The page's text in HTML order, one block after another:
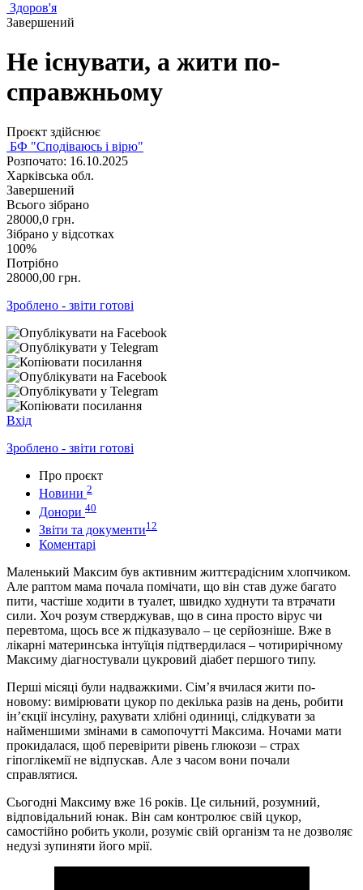
Здоров'я
Завершений
Не існувати, а жити по-
справжньому
Проєкт здійснює
БФ "Сподіваюсь і вірю"
Розпочато: 16.10.2025
Харківська обл.
Завершений
Всього зібрано
28000,0 грн.
Зібрано у відсотках
100%
Потрібно
28000,00 грн.
Зроблено - звіти готові
Вхід
Зроблено - звіти готові
Про проєкт
Новини 2
Донори 40
Звіти та документи12
Коментарі
Маленький Максим був активним життєрадісним хлопчиком.
Але раптом мама почала помічати, що він став дуже багато
пити, частіше ходити в туалет, швидко худнути та втрачати
сили. Хоч розум стверджував, що в сина просто вірус чи
перевтома, щось все ж підказувало – це серйозніше. Вже в
лікарні материнська інтуїція підтвердилася – чотирирічному
Максиму діагностували цукровий діабет першого типу.
Перші місяці були надважкими. Сімʼя вчилася жити по-
новому: вимірювати цукор по декілька разів на день, робити
ін’єкції інсуліну, рахувати хлібні одиниці, слідкувати за
найменшими змінами в самопочутті Максима. Ночами мати
прокидалася, щоб перевірити рівень глюкози – страх
гіпоглікемії не відпускав. Але з часом вони почали
справлятися.
Сьогодні Максиму вже 16 років. Це сильний, розумний,
відповідальний юнак. Він сам контролює свій цукор,
самостійно робить уколи, розуміє свій організм та не дозволяє
недузі зупиняти його мрії.